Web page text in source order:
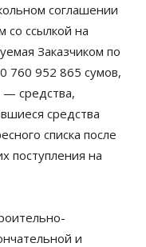
соглашении
со ссылкой на
Заказчиком по
760 952 865 сумов,
— средства,
средства
списка после
поступления на
и